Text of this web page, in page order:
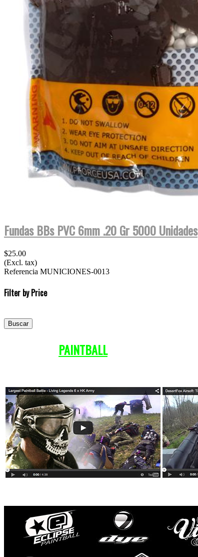
Fundas BBs PVC 6mm .20 Gr 5000 Unidades
$25.00
(Excl. tax)
Referencia MUNICIONES-0013
Filter by Price
PAINTBALL